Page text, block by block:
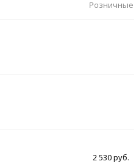
Розничные
2 530 руб.